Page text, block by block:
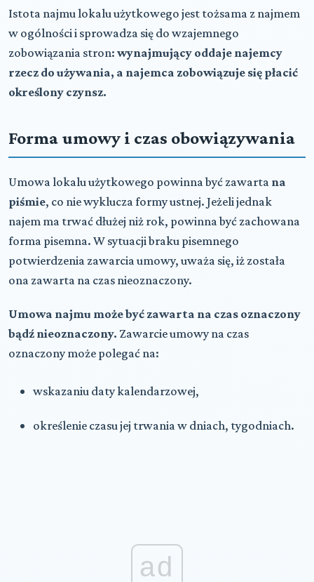
Istota najmu lokalu użytkowego jest tożsama z najmem
w ogólności i sprowadza się do wzajemnego
zobowiązania stron: wynajmujący oddaje najemcy
rzecz do używania, a najemca zobowiązuje się płacić
określony czynsz.
Forma umowy i czas obowiązywania
Umowa lokalu użytkowego powinna być zawarta na
piśmie, co nie wyklucza formy ustnej. Jeżeli jednak
najem ma trwać dłużej niż rok, powinna być zachowana
forma pisemna. W sytuacji braku pisemnego
potwierdzenia zawarcia umowy, uważa się, iż została
ona zawarta na czas nieoznaczony.
Umowa najmu może być zawarta na czas oznaczony
bądź nieoznaczony. Zawarcie umowy na czas
oznaczony może polegać na:
wskazaniu daty kalendarzowej,
określenie czasu jej trwania w dniach, tygodniach.
ad